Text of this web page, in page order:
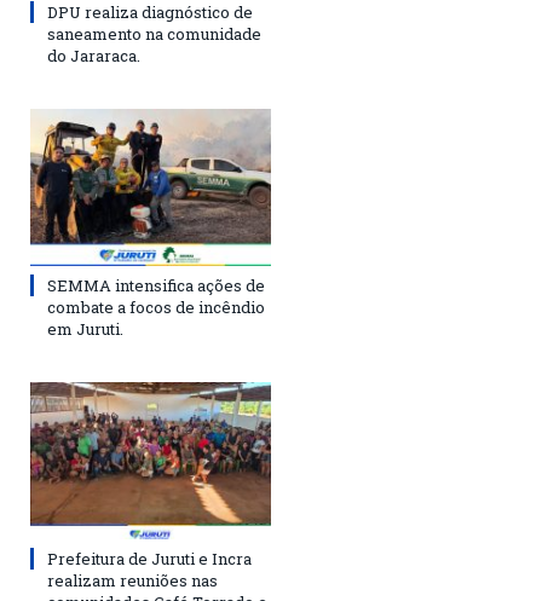
DPU realiza diagnóstico de
saneamento na comunidade
do Jararaca.
SEMMA intensifica ações de
combate a focos de incêndio
em Juruti.
Prefeitura de Juruti e Incra
realizam reuniões nas